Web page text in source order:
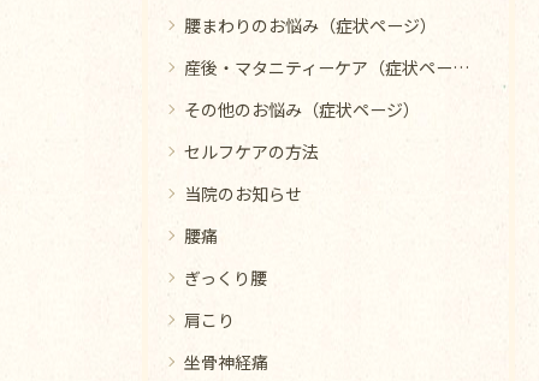
腰まわりのお悩み（症状ページ）
産後・マタニティーケア（症状ページ）
その他のお悩み（症状ページ）
セルフケアの方法
当院のお知らせ
腰痛
ぎっくり腰
肩こり
坐骨神経痛